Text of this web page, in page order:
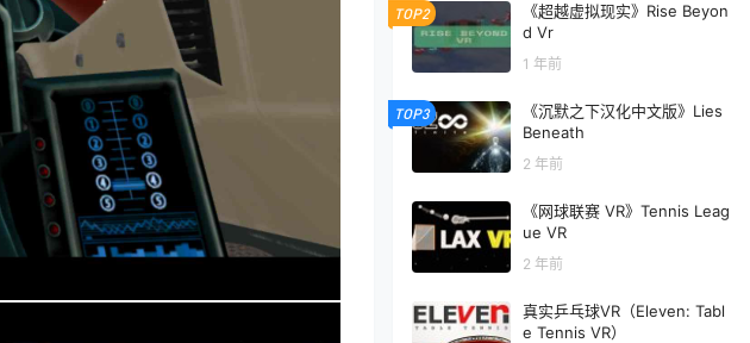
TOP2
《超越虚拟现实》Rise Beyon
d Vr
1 年前
TOP3
《沉默之下汉化中文版》Lies
Beneath
2 年前
《网球联赛 VR》Tennis Leag
ue VR
2 年前
真实乒乓球VR（Eleven: Tabl
e Tennis VR）